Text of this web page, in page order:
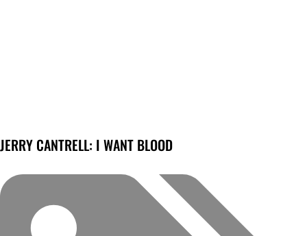
JERRY CANTRELL: I WANT BLOOD